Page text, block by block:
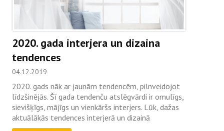
2020. gada interjera un dizaina
tendences
04.12.2019
2020. gads nāk ar jaunām tendencēm, pilnveidojot
līdzšinējās. Šī gada tendenču atslēgvārdi ir omulīgs,
sievišķīgs, mājīgs un vienkāršs interjers. Lūk, dažas
aktuālākās tendences interjerā un dizainā